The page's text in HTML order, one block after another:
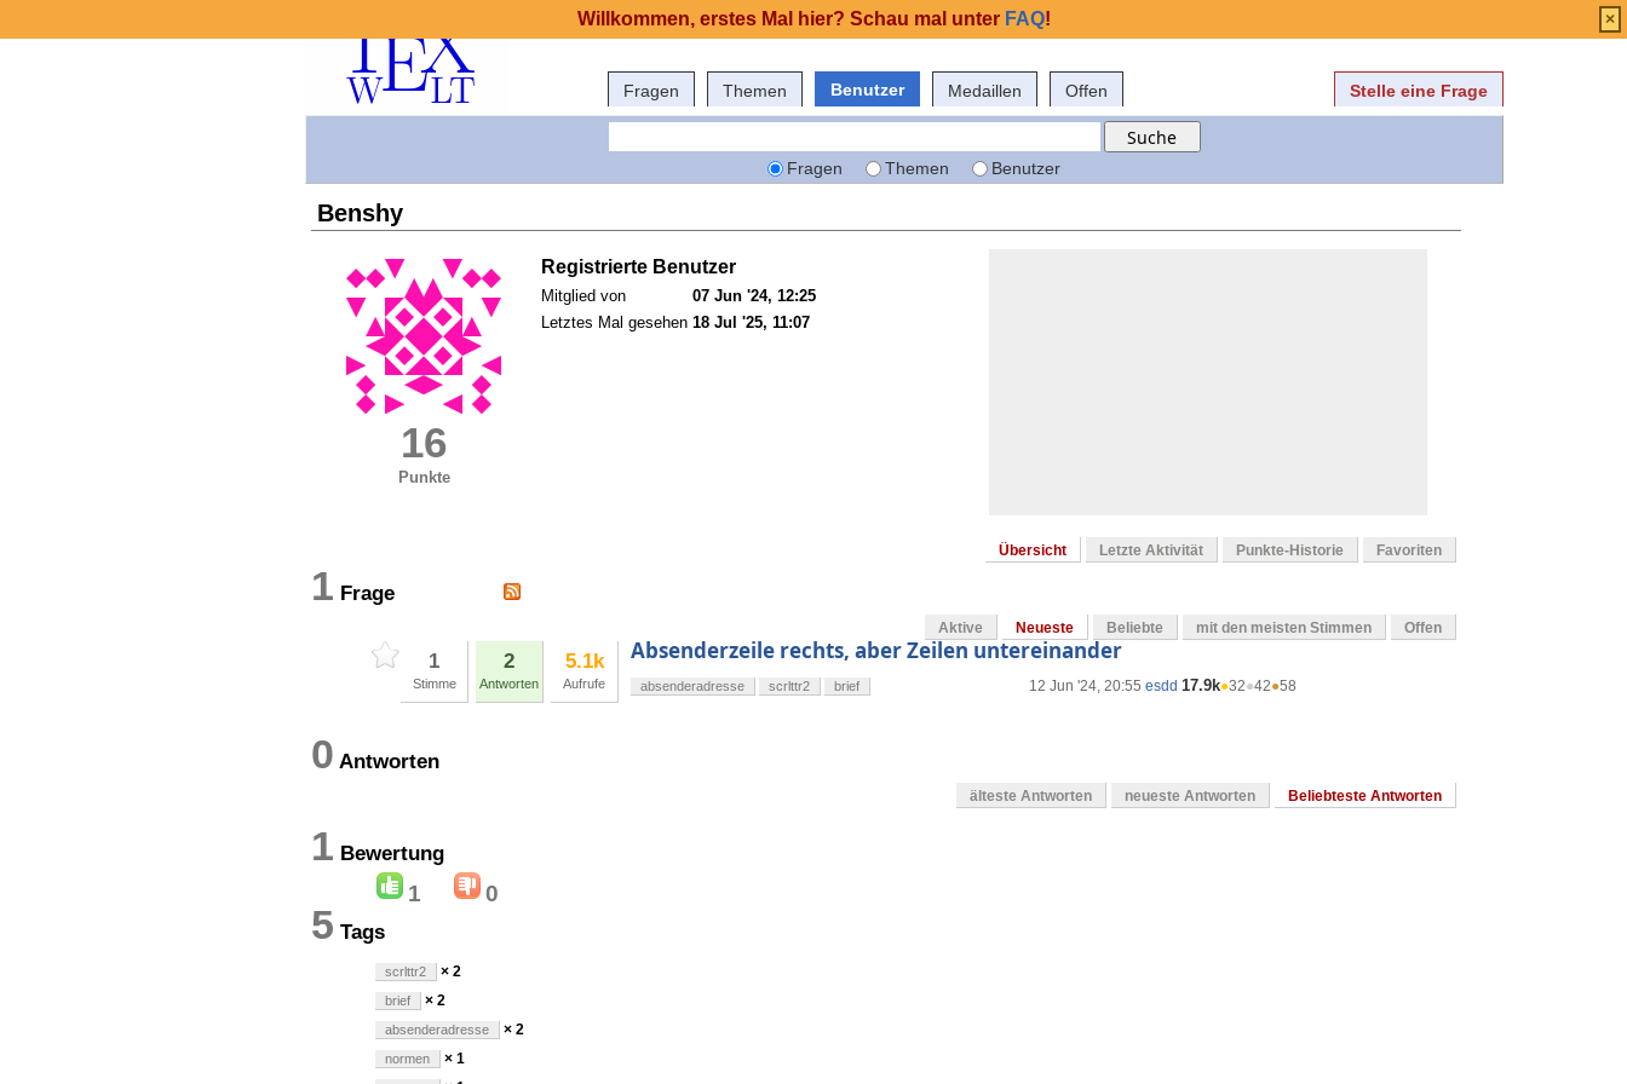
Fragen Themen Benutzer Medaillen Offen Stelle eine Frage
Fragen Themen Benutzer
Benshy
16
Punkte
Registrierte Benutzer
Mitglied von
07 Jun '24, 12:25
Letztes Mal gesehen 18 Jul '25, 11:07
Übersicht Letzte Aktivität Punkte-Historie Favoriten
1 Frage
Aktive Neueste Beliebte mit den meisten Stimmen Offen
1
Stimme
2
Antworten
5.1k
Aufrufe
Absenderzeile rechts, aber Zeilen untereinander
12 Jun '24, 20:55 esdd 17.9k●32●42●58
absenderadresse scrlttr2 brief
0 Antworten
älteste Antworten neueste Antworten Beliebteste Antworten
1 Bewertung
1 0
5 Tags
scrlttr2 × 2
brief × 2
absenderadresse × 2
normen × 1
Willkommen, erstes Mal hier? Schau mal unter FAQ! ×